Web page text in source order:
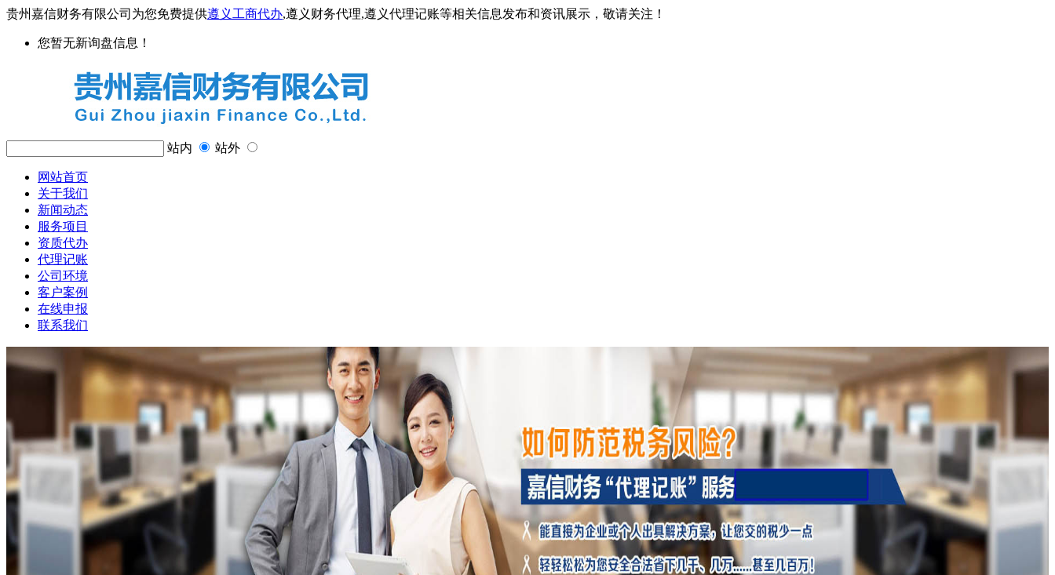
贵州嘉信财务有限公司为您免费提供遵义工商代办,遵义财务代理,遵义代理记账等相关信息发布和资讯展示，敬请关注！
您暂无新询盘信息！
站内 站外
网站首页
关于我们
新闻动态
服务项目
资质代办
代理记账
公司环境
客户案例
在线申报
联系我们